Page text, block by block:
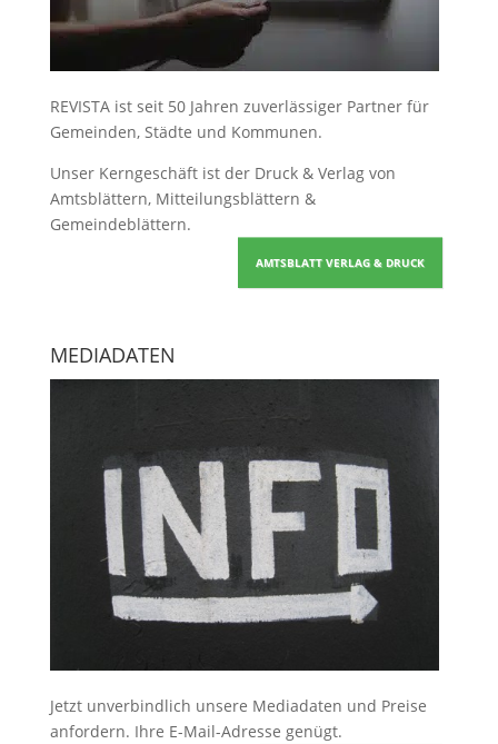
REVISTA ist seit 50 Jahren zuverlässiger Partner für
Gemeinden, Städte und Kommunen.
Unser Kerngeschäft ist der Druck & Verlag von
Amtsblättern, Mitteilungsblättern &
Gemeindeblättern.
AMTSBLATT VERLAG & DRUCK
MEDIADATEN
Jetzt unverbindlich unsere Mediadaten und Preise
anfordern. Ihre E-Mail-Adresse genügt.